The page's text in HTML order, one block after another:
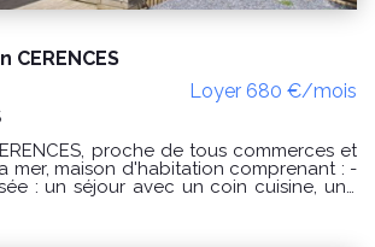
CERENCES
Loyer 680 €/mois
proche de tous commerces et
mer, maison d'habitation comprenant : -
: un séjour avec un coin cuisine, une